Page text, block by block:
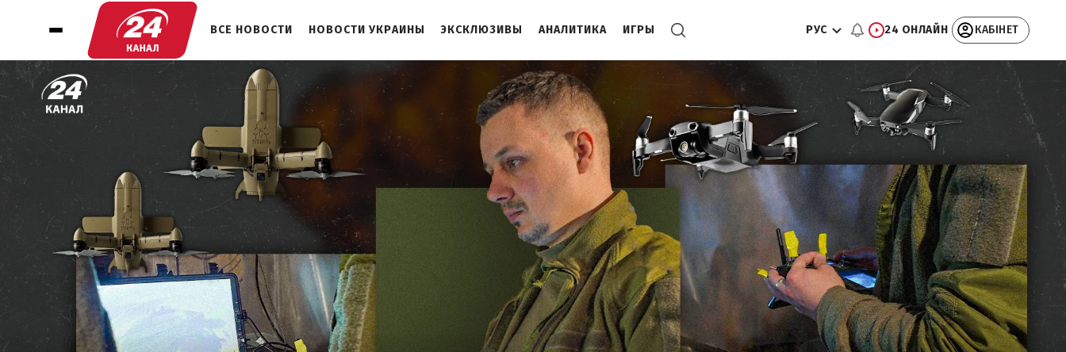
ВСЕ НОВОСТИ НОВОСТИ УКРАИНЫ ЭКСКЛЮЗИВЫ АНАЛИТИКА ИГРЫ РУС 24 ОНЛАЙН КАБІНЕТ
КАК ПОЯВИЛИСЬ ПЕРЕХВАТЧИКИ В
66-Й БРИГАДЕ?
РАБОТА 24/7 И МИНУТА НА ВЗЛЕТ
ПОСЛЕ ОБНАРУЖЕНИЯ ЦЕЛИ: КАК
ЖИВЕТ ЭКИПАЖ НА ПОЗИЦИЯХ?
ДРОН НЕ ОДНОРАЗОВЫЙ: КАКОЕ
ОСНОВНОЕ ОТЛИЧИЕ
ПЕРЕХВАТЧИКОВ?
КОГДА ДЕТОНАТОР НЕ СРАБОТАЛ:
КАК ВОЕННЫЕ СБИВАЛИ
РОССИЙСКИЙ "ЛАНЦЕТ"?